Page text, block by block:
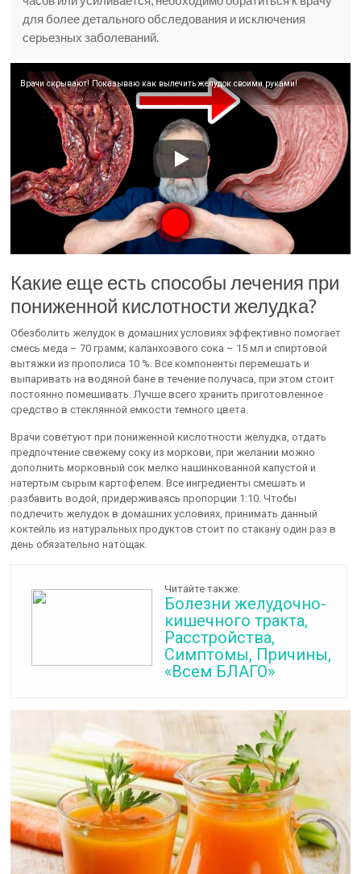
для более детального обследования и исключения
серьезных заболеваний.
Врачи скрывают! Показываю как вылечить желудок своими руками!
Какие еще есть способы лечения при
пониженной кислотности желудка?
Обезболить желудок в домашних условиях эффективно помогает
смесь меда – 70 грамм; каланхоэвого сока – 15 мл и спиртовой
вытяжки из прополиса 10 %. Все компоненты перемешать и
выпаривать на водяной бане в течение получаса, при этом стоит
постоянно помешивать. Лучше всего хранить приготовленное
средство в стеклянной емкости темного цвета.
Врачи советуют при пониженной кислотности желудка, отдать
предпочтение свежему соку из моркови, при желании можно
дополнить морковный сок мелко нашинкованной капустой и
натертым сырым картофелем. Все ингредиенты смешать и
разбавить водой, придерживаясь пропорции 1:10. Чтобы
подлечить желудок в домашних условиях, принимать данный
коктейль из натуральных продуктов стоит по стакану один раз в
день обязательно натощак.
Читайте также:
Болезни желудочно-
кишечного тракта,
Расстройства,
Симптомы, Причины,
«Всем БЛАГО»